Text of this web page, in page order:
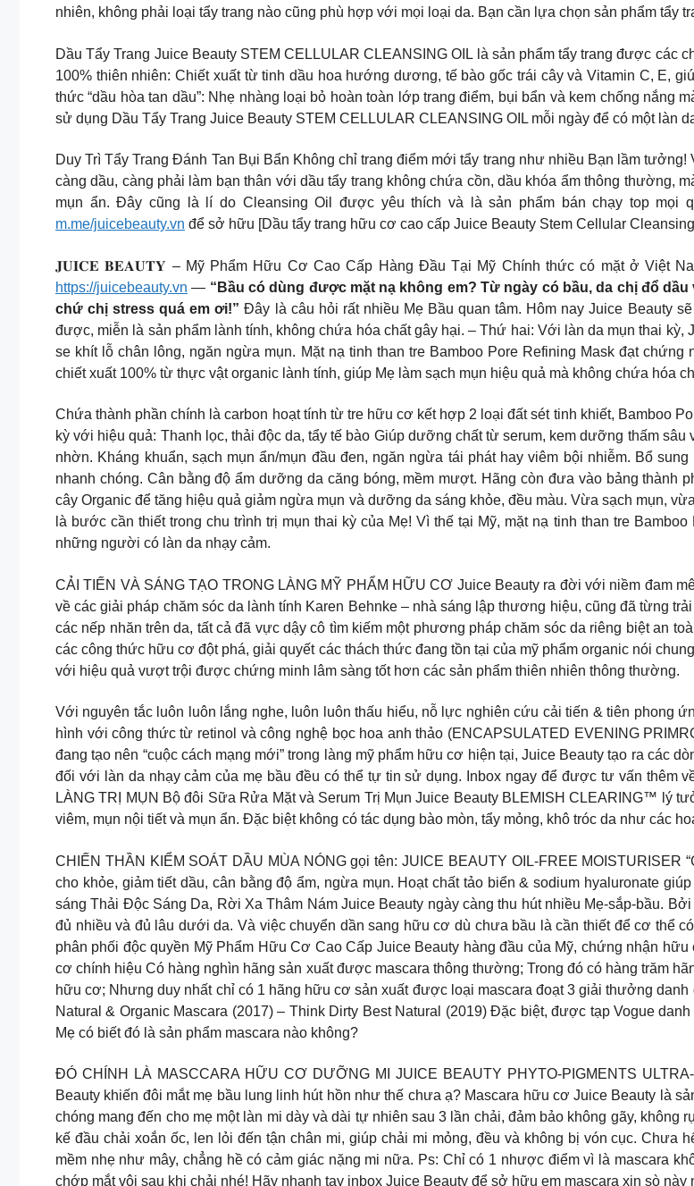
nhiên, không phải loại tẩy trang nào cũng phù hợp với mọi loại da. Bạn cần lựa chọn sản phẩm tẩy
Dầu Tẩy Trang Juice Beauty STEM CELLULAR CLEANSING OIL là sản phẩm tẩy trang được các
100% thiên nhiên: Chiết xuất từ tinh dầu hoa hướng dương, tế bào gốc trái cây và Vitamin C, E,
thức “dầu hòa tan dầu”: Nhẹ nhàng loại bỏ hoàn toàn lớp trang điểm, bụi bẩn và kem chống nắng
sử dụng Dầu Tẩy Trang Juice Beauty STEM CELLULAR CLEANSING OIL mỗi ngày để có một làn
Duy Trì Tẩy Trang Đánh Tan Bụi Bẩn Không chỉ trang điểm mới tẩy trang như nhiều Bạn lầm
càng dầu, càng phải làm bạn thân với dầu tẩy trang không chứa cồn, dầu khóa ẩm thông thường,
mụn ẩn. Đây cũng là lí do Cleansing Oil được yêu thích và là sản phẩm bán chạy top mọi
m.me/juicebeauty.vn để sở hữu [Dầu tẩy trang hữu cơ cao cấp Juice Beauty Stem Cellular
𝐉𝐔𝐈𝐂𝐄 𝐁𝐄𝐀𝐔𝐓𝐘 – Mỹ Phẩm Hữu Cơ Cao Cấp Hàng Đầu Tại Mỹ Chính thức có mặt ở Việt
https://juicebeauty.vn — “Bầu có dùng được mặt nạ không em? Từ ngày có bầu, da chị đổ
chứ chị stress quá em ơi!” Đây là câu hỏi rất nhiều Mẹ Bầu quan tâm. Hôm nay Juice Beauty
được, miễn là sản phẩm lành tính, không chứa hóa chất gây hại. – Thứ hai: Với làn da mụn thai kỳ,
se khít lỗ chân lông, ngăn ngừa mụn. Mặt nạ tinh than tre Bamboo Pore Refining Mask đạt
chiết xuất 100% từ thực vật organic lành tính, giúp Mẹ làm sạch mụn hiệu quả mà không chứa hóa
Chứa thành phần chính là carbon hoạt tính từ tre hữu cơ kết hợp 2 loại đất sét tinh khiết, Bamboo
kỳ với hiệu quả: Thanh lọc, thải độc da, tẩy tế bào Giúp dưỡng chất từ serum, kem dưỡng thấm
nhờn. Kháng khuẩn, sạch mụn ẩn/mụn đầu đen, ngăn ngừa tái phát hay viêm bội nhiễm. Bổ
nhanh chóng. Cân bằng độ ẩm dưỡng da căng bóng, mềm mượt. Hãng còn đưa vào bảng thành
cây Organic để tăng hiệu quả giảm ngừa mụn và dưỡng da sáng khỏe, đều màu. Vừa sạch mụn,
là bước cần thiết trong chu trình trị mụn thai kỳ của Mẹ! Vì thế tại Mỹ, mặt nạ tinh than tre
những người có làn da nhạy cảm.
CẢI TIẾN VÀ SÁNG TẠO TRONG LÀNG MỸ PHẨM HỮU CƠ Juice Beauty ra đời với niềm đam
về các giải pháp chăm sóc da lành tính Karen Behnke – nhà sáng lập thương hiệu, cũng đã từng
các nếp nhăn trên da, tất cả đã vực dậy cô tìm kiếm một phương pháp chăm sóc da riêng biệt an
các công thức hữu cơ đột phá, giải quyết các thách thức đang tồn tại của mỹ phẩm organic nói
với hiệu quả vượt trội được chứng minh lâm sàng tốt hơn các sản phẩm thiên nhiên thông thường.
Với nguyên tắc luôn luôn lắng nghe, luôn luôn thấu hiểu, nỗ lực nghiên cứu cải tiến & tiên phong
hình với công thức từ retinol và công nghệ bọc hoa anh thảo (​​ENCAPSULATED EVENING
đang tạo nên “cuộc cách mạng mới” trong làng mỹ phẩm hữu cơ hiện tại, Juice Beauty tạo ra các
đối với làn da nhạy cảm của mẹ bầu đều có thể tự tin sử dụng. Inbox ngay để được tư vấn thêm
LÀNG TRỊ MỤN Bộ đôi Sữa Rửa Mặt và Serum Trị Mụn Juice Beauty BLEMISH CLEARING™ lý
viêm, mụn nội tiết và mụn ẩn. Đặc biệt không có tác dụng bào mòn, tẩy mỏng, khô tróc da như các
CHIẾN THẦN KIỂM SOÁT DẦU MÙA NÓNG gọi tên: JUICE BEAUTY OIL-FREE
cho khỏe, giảm tiết dầu, cân bằng độ ẩm, ngừa mụn. Hoạt chất tảo biển & sodium hyaluronate
sáng Thải Độc Sáng Da, Rời Xa Thâm Nám Juice Beauty ngày càng thu hút nhiều Mẹ-sắp-bầu.
đủ nhiều và đủ lâu dưới da. Và việc chuyển dần sang hữu cơ dù chưa bầu là cần thiết để cơ thể
phân phối độc quyền Mỹ Phẩm Hữu Cơ Cao Cấp Juice Beauty hàng đầu của Mỹ, chứng nhận
cơ chính hiệu Có hàng nghìn hãng sản xuất được mascara thông thường; Trong đó có hàng trăm
hữu cơ; Nhưng duy nhất chỉ có 1 hãng hữu cơ sản xuất được loại mascara đoạt 3 giải thưởng danh
Natural & Organic Mascara (2017) – Think Dirty Best Natural (2019) Đặc biệt, được tạp Vogue
Mẹ có biết đó là sản phẩm mascara nào không?
ĐÓ CHÍNH LÀ MASCCARA HỮU CƠ DƯỠNG MI JUICE BEAUTY PHYTO-PIGMENTS
Beauty khiến đôi mắt mẹ bầu lung linh hút hồn như thế chưa ạ? Mascara hữu cơ Juice Beauty là
chóng mang đến cho mẹ một làn mi dày và dài tự nhiên sau 3 lần chải, đảm bảo không gãy,
kế đầu chải xoắn ốc, len lỏi đến tận chân mi, giúp chải mi mỏng, đều và không bị vón cục. Chưa
mềm nhẹ như mây, chẳng hề có cảm giác nặng mi nữa. Ps: Chỉ có 1 nhược điểm vì là mascara
chớp mắt vội sau khi chải nhé! Hãy nhanh tay inbox Juice Beauty để sở hữu em mascara xịn sò này